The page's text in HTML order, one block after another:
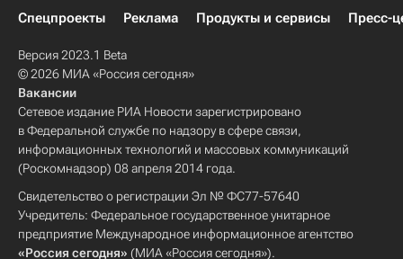
Спецпроекты
Реклама Продукты и сервисы Пресс-
Версия 2023.1 Beta
© 2026 МИА «Россия сегодня»
Вакансии
Сетевое издание РИА Новости зарегистрировано
в Федеральной службе по надзору в сфере связи,
информационных технологий и массовых коммуникаций
(Роскомнадзор) 08 апреля 2014 года.
Свидетельство о регистрации Эл № ФС77-57640
Учредитель: Федеральное государственное унитарное
предприятие Международное информационное агентство
«Россия сегодня» (МИА «Россия сегодня»).